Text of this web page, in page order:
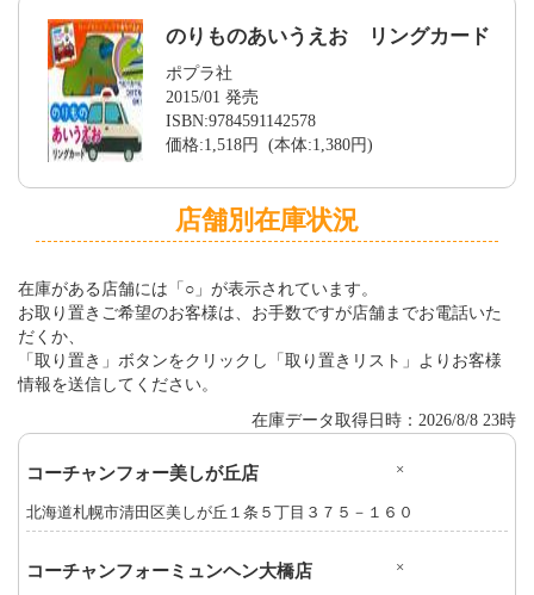
のりものあいうえお リングカード
ポプラ社
2015/01 発売
ISBN:9784591142578
価格:1,518円 (本体:1,380円)
店舗別在庫状況
在庫がある店舗には「○」が表示されています。
お取り置きご希望のお客様は、お手数ですが店舗までお電話いた
だくか、
「取り置き」ボタンをクリックし「取り置きリスト」よりお客様
情報を送信してください。
在庫データ取得日時：2026/8/8 23時
コーチャンフォー美しが丘店 ×
北海道札幌市清田区美しが丘１条５丁目３７５－１６０
コーチャンフォーミュンヘン大橋店 ×